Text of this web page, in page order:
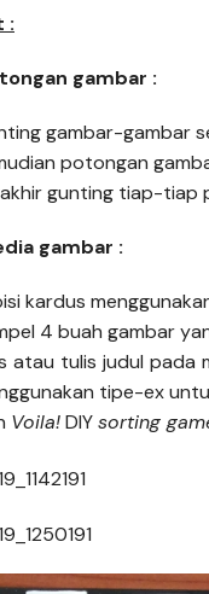
:
gambar :
gambar-gambar
potongan
gunting tiap-tiap
gambar :
kardus
4 buah gambar
atau tulis judul pada
tipe-ex
Voila!DIYsorting